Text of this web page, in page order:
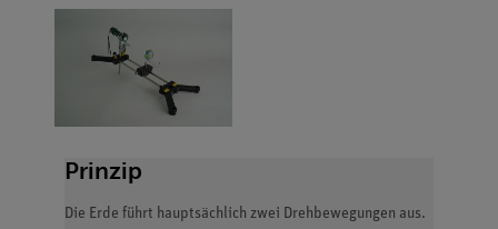
Prinzip
Die Erde führt hauptsächlich zwei Drehbewegungen aus.